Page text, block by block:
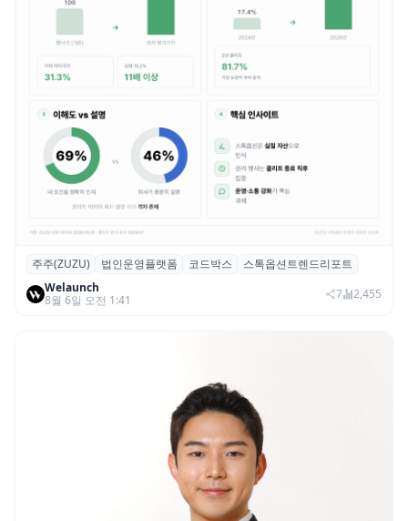
스톡옵션 취소율 2년 만에 18.2%→31.3%…
권리 발생 즉시 행사 비중도 급증
주주(ZUZU) 법인운영플랫폼 코드박스
스톡옵션트렌드리포트
Welaunch
8월 6일 오전 1:41
7 2,455